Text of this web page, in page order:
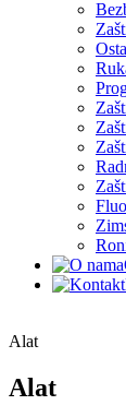
Alat
Alat